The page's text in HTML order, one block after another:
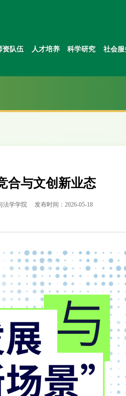
资队伍 人才培养 科学研究 社会服
合与文创新业态
法学学院 发布时间：2026-05-18